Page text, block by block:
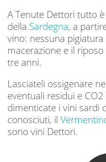
A Tenute Dettori tutto
della Sardegna, a
vino: nessuna
macerazione e il
tre anni.
Lasciateli ossigenare
eventuali residui e
dimenticate i vini sardi
conosciuti, il
sono vini Dettori.